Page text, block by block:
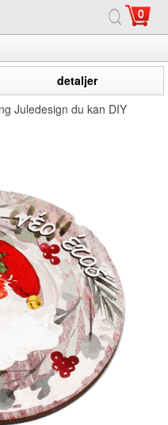
0
detaljer
Juledesign du kan DIY